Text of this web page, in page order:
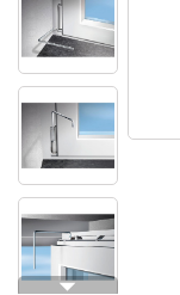
arrow_drop_down